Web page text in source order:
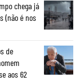
chega já
(não é nos
de
aos 62